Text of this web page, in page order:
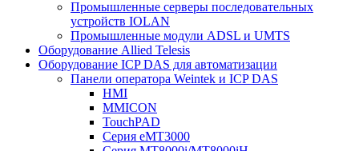
Промышленные серверы последовательных
устройств IOLAN
Промышленные модули ADSL и UMTS
Оборудование Allied Telesis
Оборудование ICP DAS для автоматизации
Панели оператора Weintek и ICP DAS
HMI
MMICON
TouchPAD
Серия eMT3000